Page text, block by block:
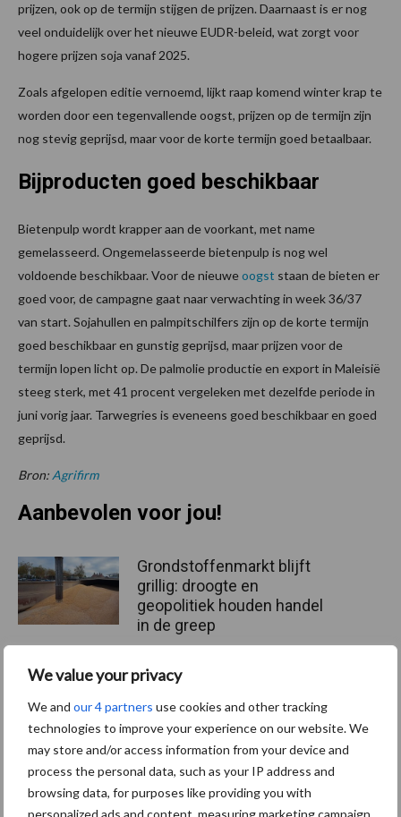
We value your privacy
We and our 4 partners use cookies and other tracking
technologies to improve your experience on our website. We
may store and/or access information from your device and
process the personal data, such as your IP address and
browsing data, for purposes like providing you with
personalized ads and content, measuring marketing campaign
prijzen, ook op de termijn stijgen de prijzen. Daarnaast is er nog
veel onduidelijk over het nieuwe EUDR-beleid, wat zorgt voor
hogere prijzen soja vanaf 2025.
Zoals afgelopen editie vernoemd, lijkt raap komend winter krap te
worden door een tegenvallende oogst, prijzen op de termijn zijn
nog stevig geprijsd, maar voor de korte termijn goed betaalbaar.
Bijproducten goed beschikbaar
Bietenpulp wordt krapper aan de voorkant, met name
gemelasseerd. Ongemelasseerde bietenpulp is nog wel
voldoende beschikbaar. Voor de nieuweoogst staan de bieten er
goed voor, de campagne gaat naar verwachting in week 36/37
van start. Sojahullen en palmpitschilfers zijn op de korte termijn
goed beschikbaar en gunstig geprijsd, maar prijzen voor de
termijn lopen licht op. De palmolie productie en export in Maleisië
steeg sterk, met 41 procent vergeleken met dezelfde periode in
juni vorig jaar. Tarwegries is eveneens goed beschikbaar en goed
geprijsd.
Bron:Agrifirm
Aanbevolen voor jou!
Grondstoffenmarkt blijft
grillig: droogte en
geopolitiek houden handel
in de greep
De speenhuid: een vaak
onderschatte risicofactor
voor mastitis
ForFarmers ziet volume en